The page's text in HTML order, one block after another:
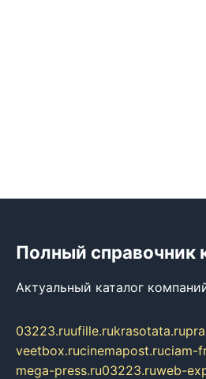
Полный справочник
Актуальный каталог
03223.ruufille.rukrasotata.ru
veetbox.rucinemapost.ruciam-
mega-press.ru03223.ruweb-